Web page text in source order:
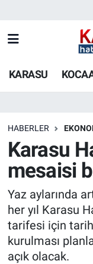
KARASU
HABERLER
Karasu
mesaisi
Yaz aylarında
her yıl Karasu
tarifesi için
kurulması
açık olacak.